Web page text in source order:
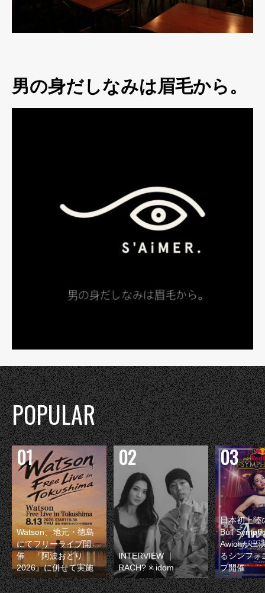
男の身だしなみは眉毛から。
POPULAR
Watson、地元・徳島
にてフリーライブ開
催 『阿波おどり
2026』に併せて実施
INTERVIEW ｜
RACH? × idom
日本初上陸
Bull
Awichが出
るシンフォ
ブ開催